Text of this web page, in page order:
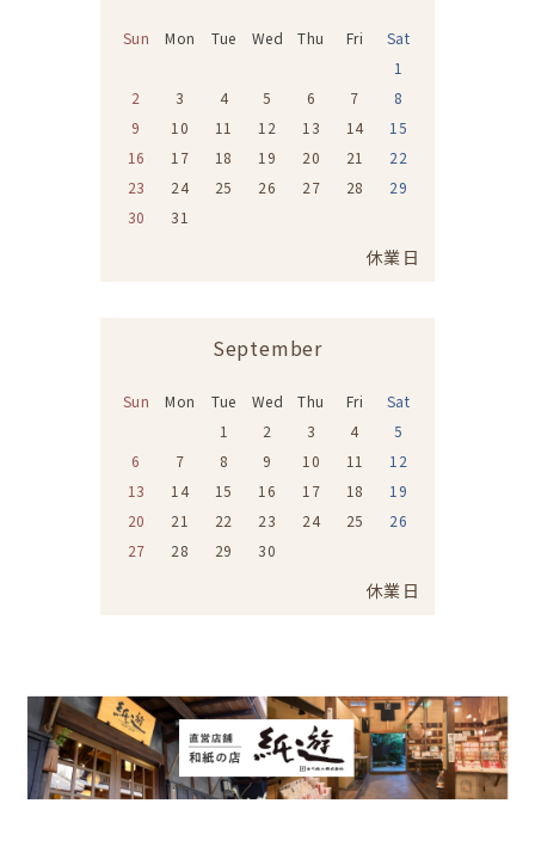
Sun Mon Tue Wed Thu Fri
Sat
1
2
3 4 5 6 7
8
9
10 11 12 13 14
15
16
17 18 19 20 21
22
23
24 25 26 27 28
29
30
31
休業日
September
Sun Mon Tue Wed Thu Fri
Sat
1
2 3 4
5
6
7 8 9 10 11
12
13
14 15 16 17 18
19
20
21 22 23 24 25
26
27
28 29 30
休業日